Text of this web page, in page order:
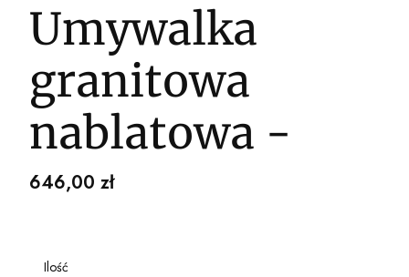
Umywalka
granitowa
nablatowa -
Cena
646,00 zł
Ilość